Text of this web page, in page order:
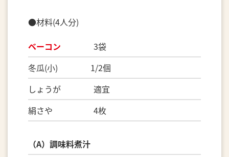
●材料(4人分)
ベーコン 3袋
冬瓜(小) 1/2個
しょうが 適宜
絹さや 4枚
（A）調味料煮汁